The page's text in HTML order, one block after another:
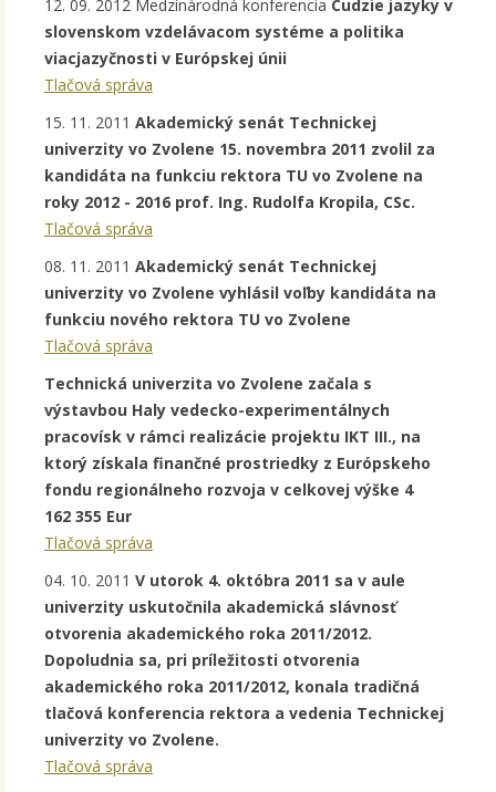
12. 09. 2012 Medzinárodná konferencia Cudzie jazyky v
slovenskom vzdelávacom systéme a politika
viacjazyčnosti v Európskej únii
Tlačová správa
15. 11. 2011 Akademický senát Technickej
univerzity vo Zvolene 15. novembra 2011 zvolil za
kandidáta na funkciu rektora TU vo Zvolene na
roky 2012 - 2016 prof. Ing. Rudolfa Kropila, CSc.
Tlačová správa
08. 11. 2011 Akademický senát Technickej
univerzity vo Zvolene vyhlásil voľby kandidáta na
funkciu nového rektora TU vo Zvolene
Tlačová správa
Technická univerzita vo Zvolene začala s
výstavbou Haly vedecko-experimentálnych
pracovísk v rámci realizácie projektu IKT III., na
ktorý získala finančné prostriedky z Európskeho
fondu regionálneho rozvoja v celkovej výške 4
162 355 Eur
Tlačová správa
04. 10. 2011 V utorok 4. októbra 2011 sa v aule
univerzity uskutočnila akademická slávnosť
otvorenia akademického roka 2011/2012.
Dopoludnia sa, pri príležitosti otvorenia
akademického roka 2011/2012, konala tradičná
tlačová konferencia rektora a vedenia Technickej
univerzity vo Zvolene.
Tlačová správa